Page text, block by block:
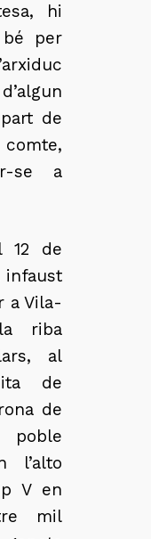
hi
per
de
se a
12 de
infaust
a Vila-
riba
al
de
de
l’alto
V en
mil